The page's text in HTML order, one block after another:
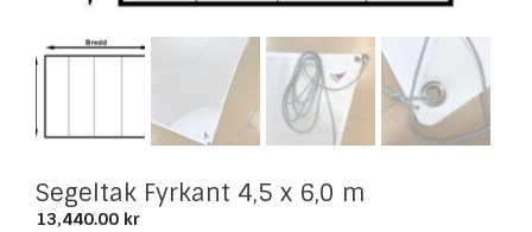
Segeltak Fyrkant 4,5 x 6,0 m
13,440.00 kr